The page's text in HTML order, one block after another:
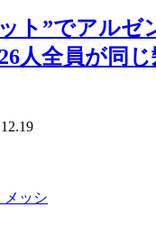
ト”でアルゼ
人全員が同じ
メッシ